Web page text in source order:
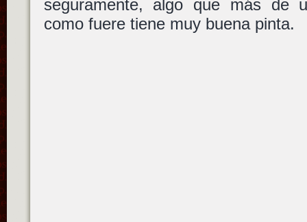
seguramente, algo que más de
como fuere tiene muy buena pinta.